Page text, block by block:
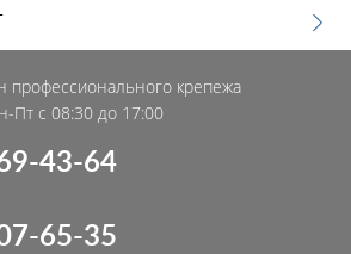
профессионального крепежа
Пт с 08:30 до 17:00
43-64
65-35